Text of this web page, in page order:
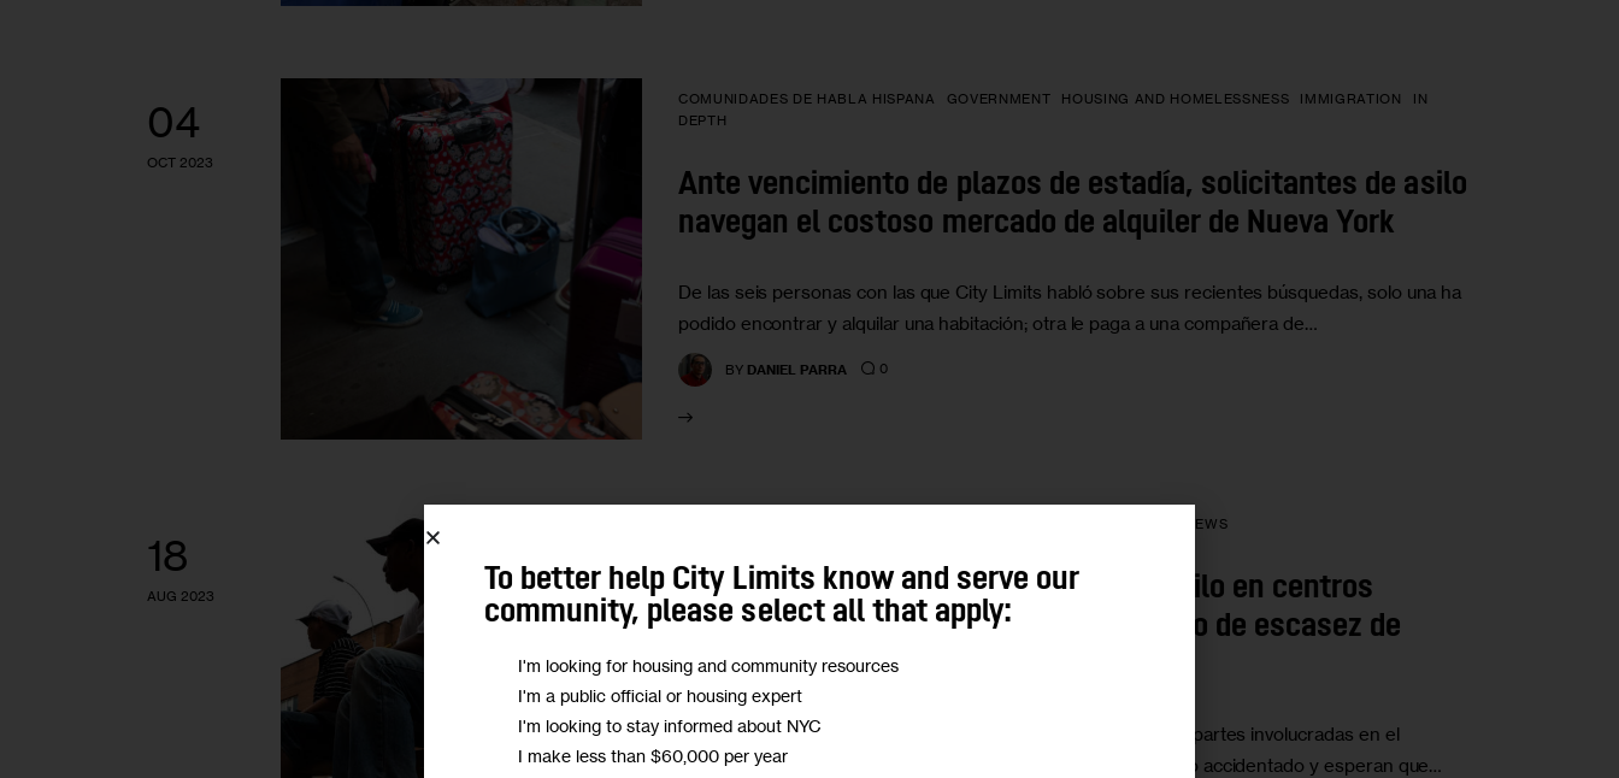
04
OCT 2023
COMUNIDADES DE HABLA HISPANA GOVERNMENT HOUSING AND HOMELESSNESS IMMIGRATION
IN
DEPTH
Ante vencimiento de plazos de estadía, solicitantes de asilo
navegan el costoso mercado de alquiler de Nueva York
De las seis personas con las que City Limits habló sobre sus recientes búsquedas, solo una ha
podido encontrar y alquilar una habitación; otra le paga a una compañera de…
BY DANIEL PARRA 0
18
AUG 2023
NEWS
Iniciativa de albergar ​​solicitantes de asilo en centros
religiosos arranca con lentitud en medio de escasez de
capacidad
Project Hospitality e Interfaith Center of New York, dos de las partes involucradas en el
contrato, dijeron que el camino para iniciar el programa ha sido accidentado y esperan que…
To better help City Limits know and serve our
community, please select all that apply:
I'm looking for housing and community resources
I'm a public official or housing expert
I'm looking to stay informed about NYC
I make less than $60,000 per year